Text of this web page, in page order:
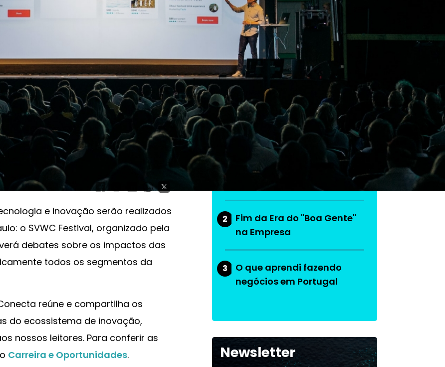
Paul
de inovação
Festival
e inovação serão realizados
o SVWC Festival, organizado pela
debates sobre os impactos das
todos os segmentos da
reúne e compartilha os
do ecossistema de inovação,
nossos leitores. Para conferir as
Carreira e Oportunidades.
As mais lidas da
semana
Do produto ao ecossistema:
como empresas estão
criando vantagem
2
Fim da Era do "Boa Gente"
na Empresa
3
O que aprendi fazendo
negócios em Portugal
Newsletter